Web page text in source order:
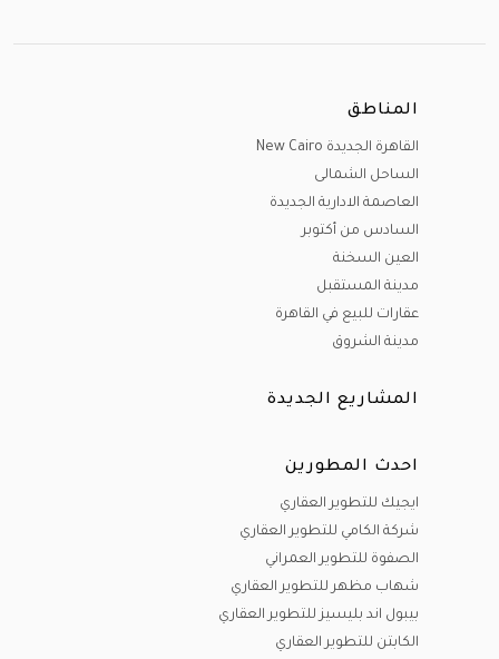
المناطق
القاهرة الجديدة New Cairo
الساحل الشمالى
العاصمة الادارية الجديدة
السادس من أكتوبر
العين السخنة
مدينة المستقبل
عقارات للبيع في القاهرة
مدينة الشروق
المشاريع الجديدة
احدث المطورين
ايجيك للتطوير العقاري
شركة الكامي للتطوير العقاري
الصفوة للتطوير العمراني
شهاب مظهر للتطوير العقاري
بيبول اند بليسيز للتطوير العقاري
الكابتن للتطوير العقاري